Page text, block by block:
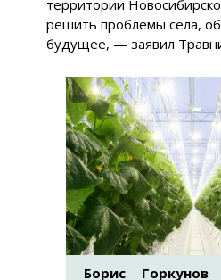
территории
решить проблемы села,
будущее, — заявил
Борис Горкунов